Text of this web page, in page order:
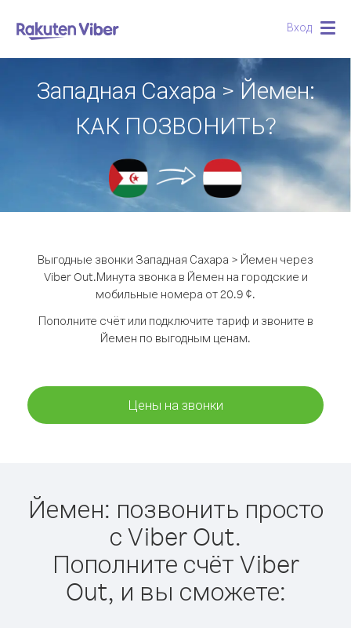
Вход
Западная Сахара > Йемен:
КАК ПОЗВОНИТЬ?
Выгодные звонки Западная Сахара > Йемен через
Viber Out.Минута звонка в Йемен на городские и
мобильные номера от 20.9 ¢.
Пополните счёт или подключите тариф и звоните в
Йемен по выгодным ценам.
Цены на звонки
Йемен: позвонить просто
с Viber Out.
Пополните счёт Viber
Out, и вы сможете: